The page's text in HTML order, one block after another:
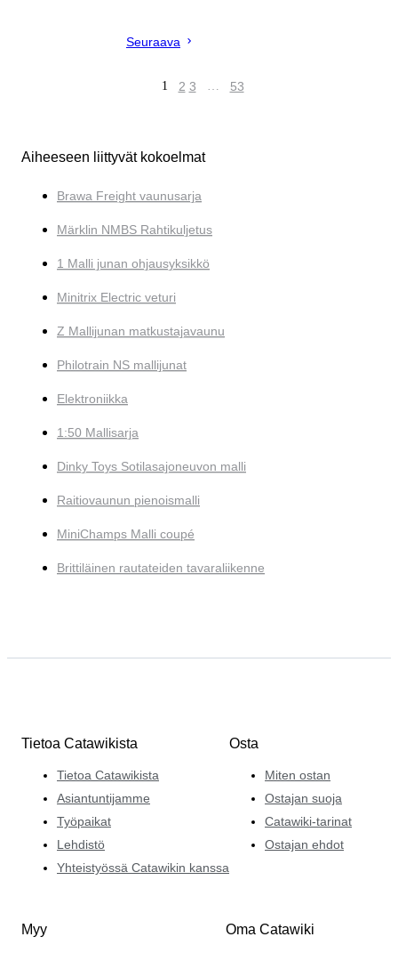
Seuraava
1 2 3 … 53
Aiheeseen liittyvät kokoelmat
Brawa Freight vaunusarja
Märklin NMBS Rahtikuljetus
1 Malli junan ohjausyksikkö
Minitrix Electric veturi
Z Mallijunan matkustajavaunu
Philotrain NS mallijunat
Elektroniikka
1:50 Mallisarja
Dinky Toys Sotilasajoneuvon malli
Raitiovaunun pienoismalli
MiniChamps Malli coupé
Brittiläinen rautateiden tavaraliikenne
Tietoa Catawikista
Tietoa Catawikista
Asiantuntijamme
Työpaikat
Lehdistö
Yhteistyössä Catawikin kanssa
Osta
Miten ostan
Ostajan suoja
Catawiki-tarinat
Ostajan ehdot
Myy Oma Catawiki